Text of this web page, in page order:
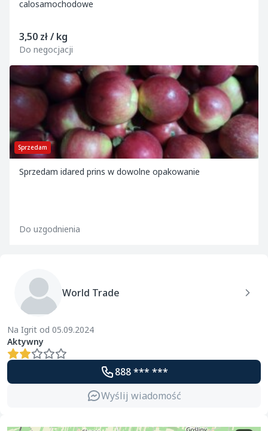
calosamochodowe
3,50 zł / kg
Do negocjacji
Sprzedam
Sprzedam idared prins w dowolne opakowanie
Do uzgodnienia
World Trade
Na Igrit od 05.09.2024
Aktywny
888 *** ***
Wyślij wiadomość